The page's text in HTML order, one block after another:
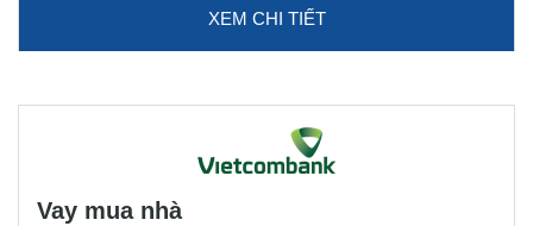
XEM CHI TIẾT
Vay mua nhà